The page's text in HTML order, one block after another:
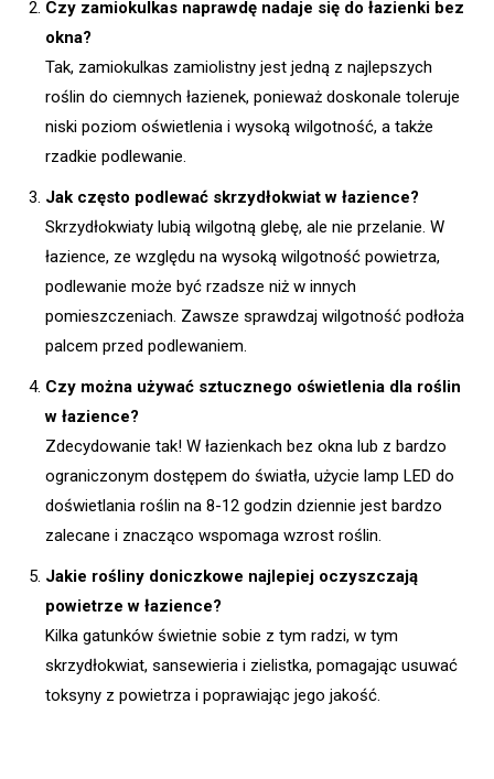
Czy zamiokulkas naprawdę nadaje się do łazienki bez
okna?
Tak, zamiokulkas zamiolistny jest jedną z najlepszych
roślin do ciemnych łazienek, ponieważ doskonale toleruje
niski poziom oświetlenia i wysoką wilgotność, a także
rzadkie podlewanie.
Jak często podlewać skrzydłokwiat w łazience?
Skrzydłokwiaty lubią wilgotną glebę, ale nie przelanie. W
łazience, ze względu na wysoką wilgotność powietrza,
podlewanie może być rzadsze niż w innych
pomieszczeniach. Zawsze sprawdzaj wilgotność podłoża
palcem przed podlewaniem.
Czy można używać sztucznego oświetlenia dla roślin
w łazience?
Zdecydowanie tak! W łazienkach bez okna lub z bardzo
ograniczonym dostępem do światła, użycie lamp LED do
doświetlania roślin na 8-12 godzin dziennie jest bardzo
zalecane i znacząco wspomaga wzrost roślin.
Jakie rośliny doniczkowe najlepiej oczyszczają
powietrze w łazience?
Kilka gatunków świetnie sobie z tym radzi, w tym
skrzydłokwiat, sansewieria i zielistka, pomagając usuwać
toksyny z powietrza i poprawiając jego jakość.